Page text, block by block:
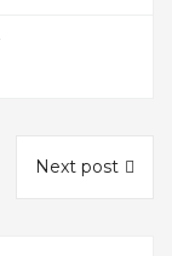
Next post